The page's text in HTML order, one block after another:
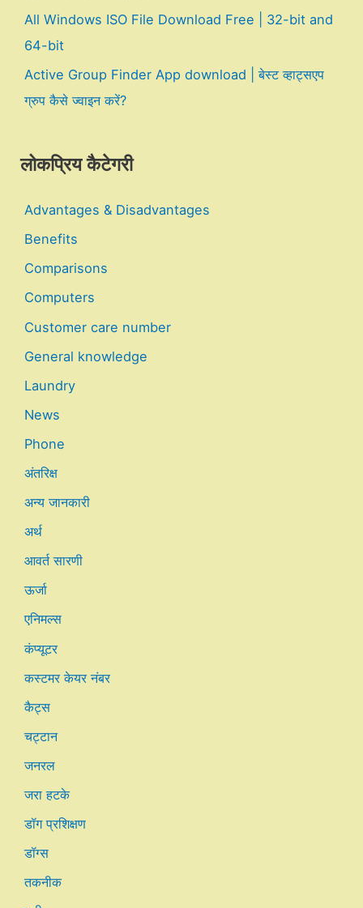
All Windows ISO File Download Free | 32-bit and
64-bit
Active Group Finder App download | बेस्ट व्हाट्सएप
ग्रुप कैसे ज्वाइन करें?
लोकप्रिय कैटेगरी
Advantages & Disadvantages
Benefits
Comparisons
Computers
Customer care number
General knowledge
Laundry
News
Phone
अंतरिक्ष
अन्य जानकारी
अर्थ
आवर्त सारणी
ऊर्जा
एनिमल्स
कंप्यूटर
कस्टमर केयर नंबर
कैट्स
चट्टान
जनरल
जरा हटके
डॉग प्रशिक्षण
डॉग्स
तकनीक